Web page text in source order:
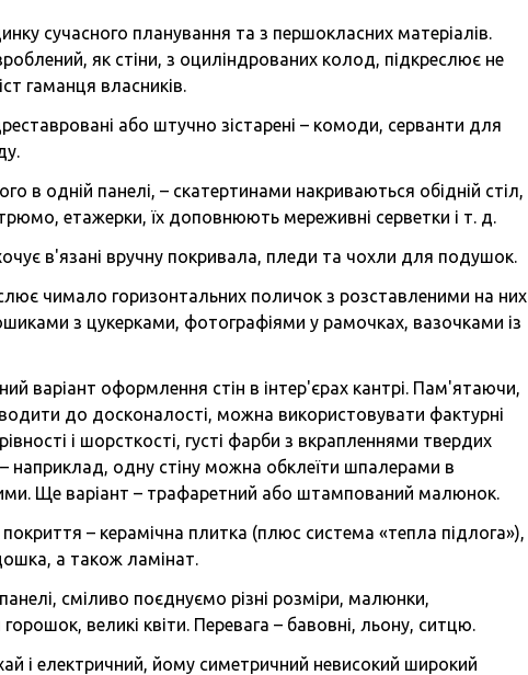
сучасного планування та з першокласних матеріалів.
як стіни, з оциліндрованих колод, підкреслює не
гаманця власників.
або штучно зістарені – комоди, серванти для
в одній панелі, – скатертинами накриваються обідній стіл,
етажерки, їх доповнюють мереживні серветки і т. д.
в'язані вручну покривала, пледи та чохли для подушок.
чимало горизонтальних поличок з розставленими на них
з цукерками, фотографіями у рамочках, вазочками із
варіант оформлення стін в інтер'єрах кантрі. Пам'ятаючи,
до досконалості, можна використовувати фактурні
і шорсткості, густі фарби з вкрапленнями твердих
наприклад, одну стіну можна обклеїти шпалерами в
Ще варіант – трафаретний або штампований малюнок.
– керамічна плитка (плюс система «тепла підлога»),
а також ламінат.
сміливо поєднуємо різні розміри, малюнки,
великі квіти. Перевага – бавовні, льону, ситцю.
і електричний, йому симетричний невисокий широкий